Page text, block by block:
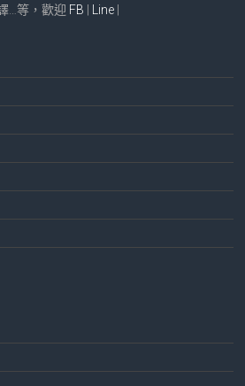
…等，歡迎 FB Line